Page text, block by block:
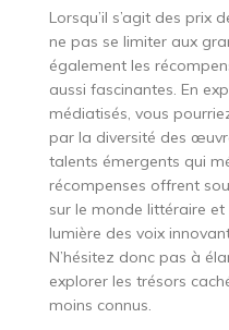
Lorsqu’il s’agit des prix
ne pas se limiter aux
également les
aussi fascinantes. En
médiatisés, vous
par la diversité des
talents émergents qui
récompenses offrent
sur le monde littéraire
lumière des voix
N’hésitez donc pas à
explorer les trésors
moins connus.